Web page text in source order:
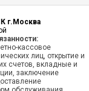
г.Москва
кассовое
лиц, открытие и
счетов, вкладные и
заключение